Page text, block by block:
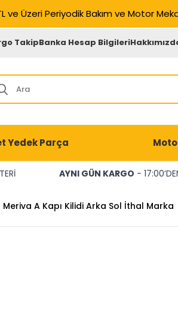
ve Üzeri Periyodik Bakım ve Motor
TakipBanka Hesap Bilgileri
Yedek Parça
AYNI GÜN KARGO -
Meriva A Kapı Kilidi Arka Sol İthal Marka